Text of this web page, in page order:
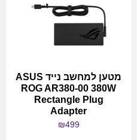
מטען למחשב נייד ASUS
ROG AR380-00 380W
Rectangle Plug
Adapter
₪499